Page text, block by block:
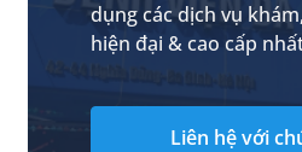
dụng các dịch vụ
hiện đại & cao cấp
Liên hệ với